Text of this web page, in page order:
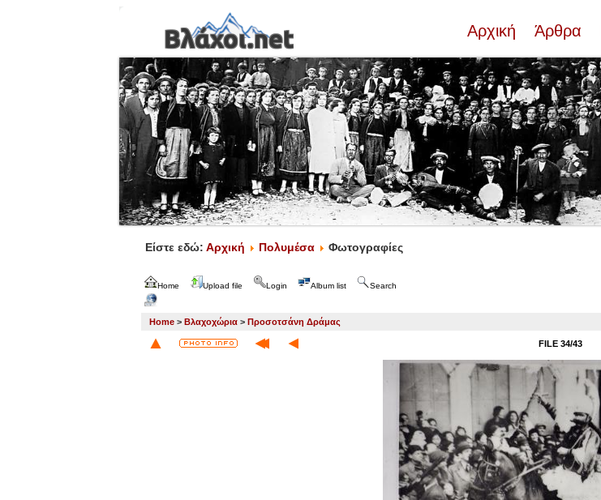
Αρχική Άρθρα
Είστε εδώ: Αρχική Πολυμέσα Φωτογραφίες
Home Upload file Login Album list Search
Home > Βλαχοχώρια > Προσοτσάνη Δράμας
FILE 34/43